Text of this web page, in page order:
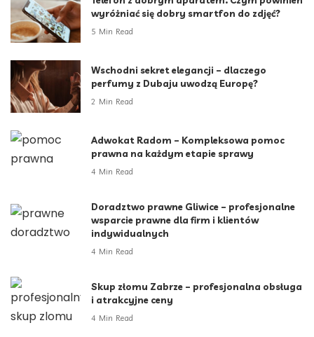
wyróżniać się dobry smartfon do zdjęć?
5 Min Read
Wschodni sekret elegancji – dlaczego
perfumy z Dubaju uwodzą Europę?
2 Min Read
Adwokat Radom – Kompleksowa pomoc
prawna na każdym etapie sprawy
4 Min Read
Doradztwo prawne Gliwice – profesjonalne
wsparcie prawne dla firm i klientów
indywidualnych
4 Min Read
Skup złomu Zabrze – profesjonalna obsługa
i atrakcyjne ceny
4 Min Read